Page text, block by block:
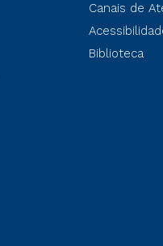
Canais de
Biblioteca